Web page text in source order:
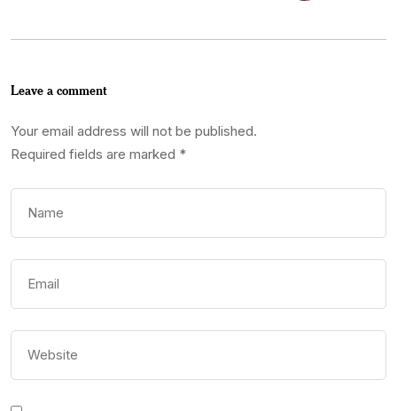
Leave a comment
Your email address will not be published.
Required fields are marked *